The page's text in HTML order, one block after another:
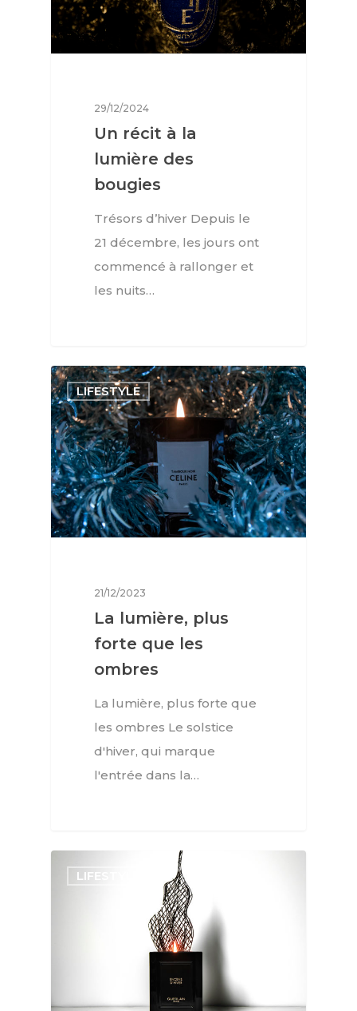
29/12/2024
Un récit à la
lumière des
bougies
Trésors d’hiver Depuis le
21 décembre, les jours ont
commencé à rallonger et
les nuits…
LIFESTYLE
21/12/2023
La lumière, plus
forte que les
ombres
La lumière, plus forte que
les ombres Le solstice
d'hiver, qui marque
l'entrée dans la…
LIFESTYLE